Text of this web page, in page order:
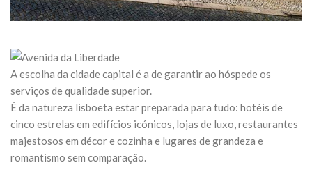
A escolha da cidade capital é a de garantir ao hóspede os
serviços de qualidade superior.
É da natureza lisboeta estar preparada para tudo: hotéis de
cinco estrelas em edifícios icónicos, lojas de luxo, restaurantes
majestosos em décor e cozinha e lugares de grandeza e
romantismo sem comparação.